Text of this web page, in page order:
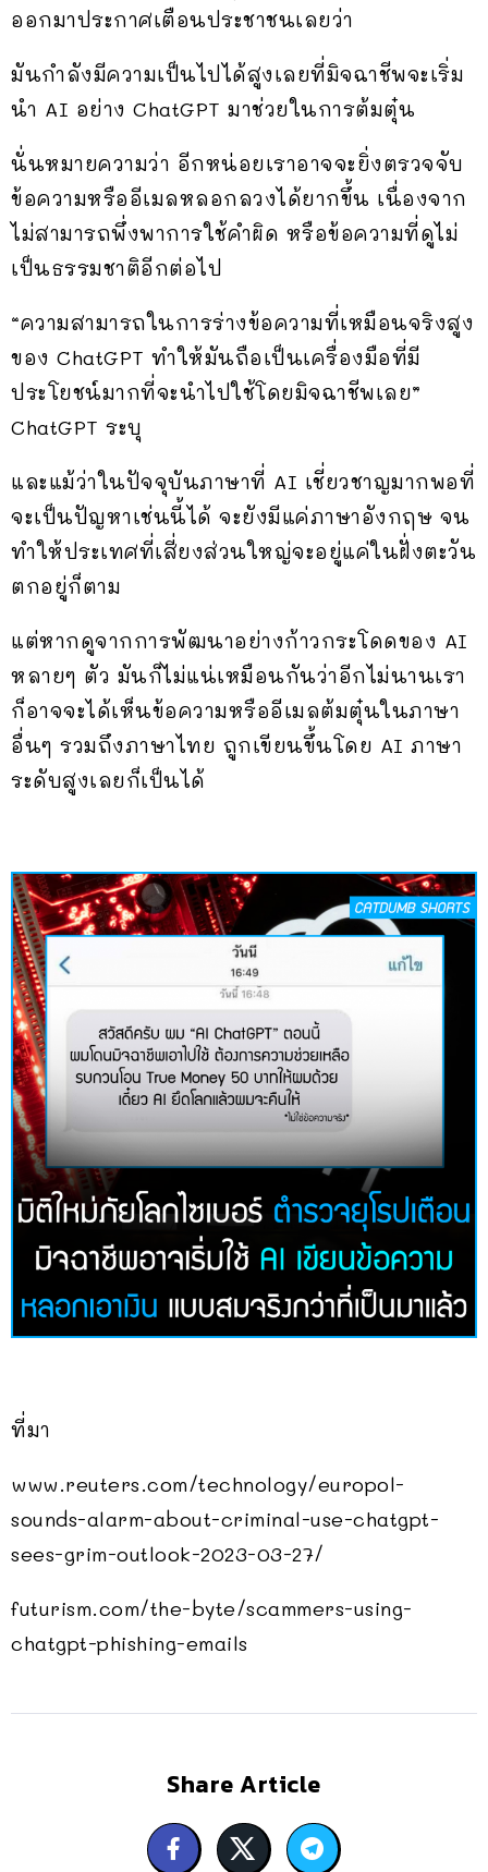
ออกมาประกาศเตือนประชาชนเลยว่า
มันกำลังมีความเป็นไปได้สูงเลยที่มิจฉาชีพจะเริ่ม
นำ AI อย่าง ChatGPT มาช่วยในการต้มตุ๋น
นั่นหมายความว่า อีกหน่อยเราอาจจะยิ่งตรวจจับ
ข้อความหรืออีเมลหลอกลวงได้ยากขึ้น เนื่องจาก
ไม่สามารถพึ่งพาการใช้คำผิด หรือข้อความที่ดูไม่
เป็นธรรมชาติอีกต่อไป
“ความสามารถในการร่างข้อความที่เหมือนจริงสูง
ของ ChatGPT ทำให้มันถือเป็นเครื่องมือที่มี
ประโยชน์มากที่จะนำไปใช้โดยมิจฉาชีพเลย”
ChatGPT ระบุ
และแม้ว่าในปัจจุบันภาษาที่ AI เชี่ยวชาญมากพอที่
จะเป็นปัญหาเช่นนี้ได้ จะยังมีแค่ภาษาอังกฤษ จน
ทำให้ประเทศที่เสี่ยงส่วนใหญ่จะอยู่แค่ในฝั่งตะวัน
ตกอยู่ก็ตาม
แต่หากดูจากการพัฒนาอย่างก้าวกระโดดของ AI
หลายๆ ตัว มันก็ไม่แน่เหมือนกันว่าอีกไม่นานเรา
ก็อาจจะได้เห็นข้อความหรืออีเมลต้มตุ๋นในภาษา
อื่นๆ รวมถึงภาษาไทย ถูกเขียนขึ้นโดย AI ภาษา
ระดับสูงเลยก็เป็นได้
ที่มา
www.reuters.com/technology/europol-
sounds-alarm-about-criminal-use-chatgpt-
sees-grim-outlook-2023-03-27/
futurism.com/the-byte/scammers-using-
chatgpt-phishing-emails
Share Article